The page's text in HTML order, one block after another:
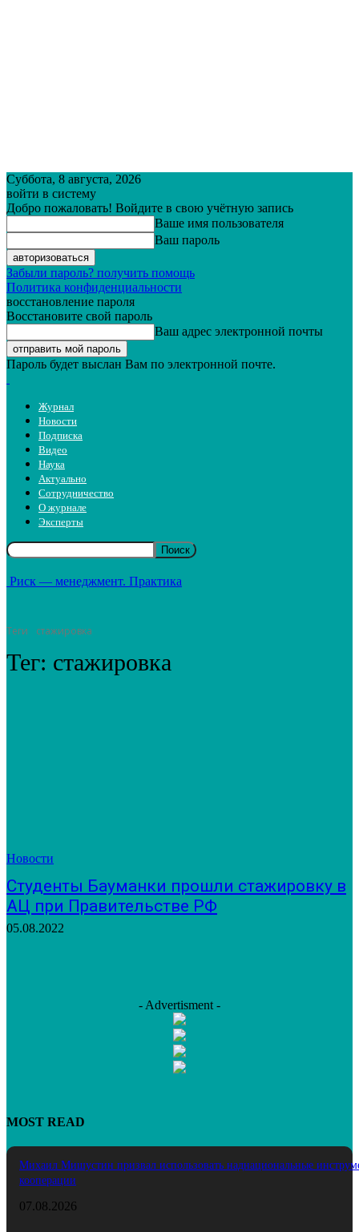
Суббота, 8 августа, 2026
войти в систему
Добро пожаловать! Войдите в свою учётную запись
Ваше имя пользователя
Ваш пароль
Забыли пароль? получить помощь
Политика конфиденциальности
восстановление пароля
Восстановите свой пароль
Ваш адрес электронной почты
Пароль будет выслан Вам по электронной почте.
Журнал
Новости
Подписка
Видео
Наука
Актуально
Сотрудничество
О журнале
Эксперты
Риск — менеджмент. Практика
Теги стажировка
Тег: стажировка
Новости
Студенты Бауманки прошли стажировку в
АЦ при Правительстве РФ
05.08.2022
- Advertisment -
MOST READ
Михаил Мишустин призвал использовать наднациональные
кооперации
07.08.2026